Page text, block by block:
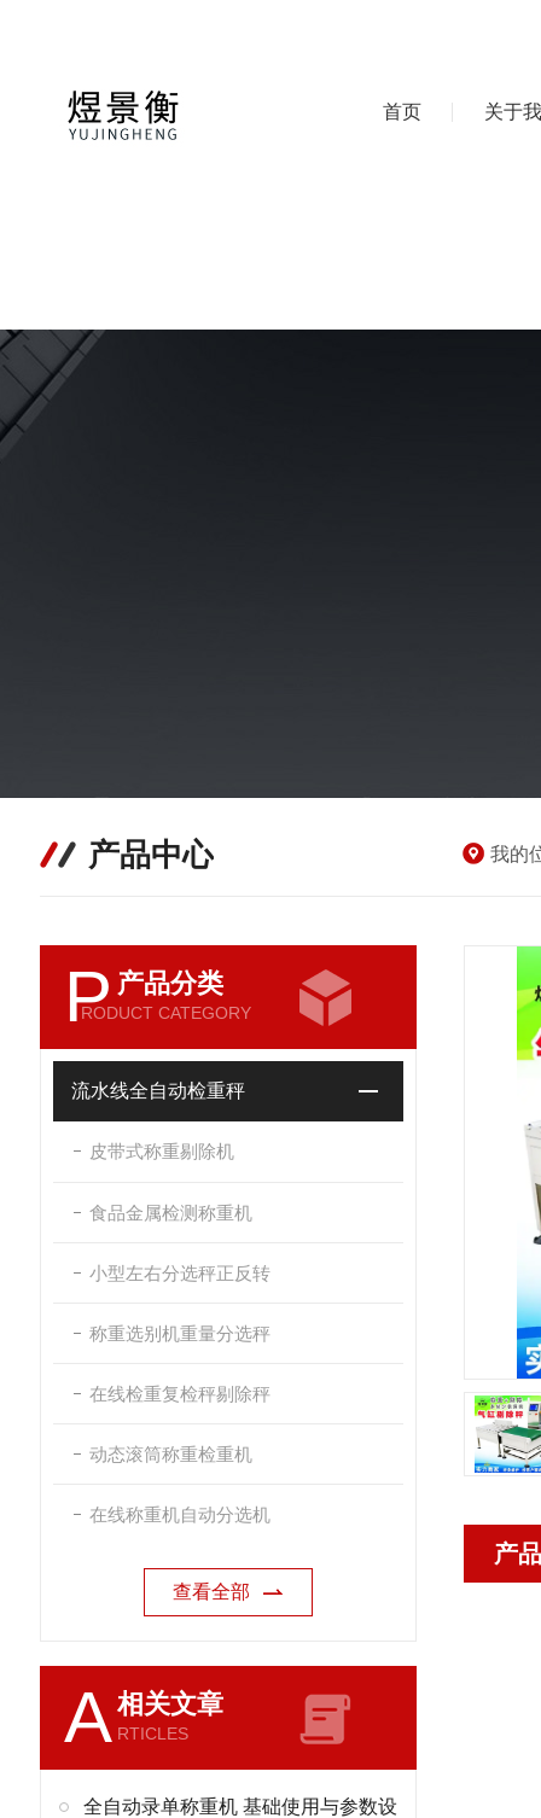
首页 关于
产品中心 我的
P 产品分类
RODUCT CATEGORY
流水线全自动检重秤
皮带式称重剔除机
食品金属检测称重机
小型左右分选秤正反转
称重选别机重量分选秤
在线检重复检秤剔除秤
动态滚筒称重检重机
在线称重机自动分选机
查看全部
A相关文章
RTICLES
全自动录单称重机 基础使用与参数设
产